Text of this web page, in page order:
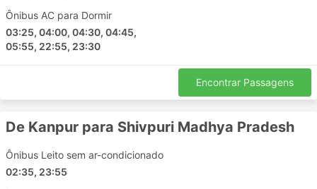
Betrwanti Travels incluem:
Indore
Patel Bridge
Chiman Bagh Square
Unnao
Ônibus AC para Dormir
03:25, 04:00, 04:30, 04:45,
05:55, 22:55, 23:30
Encontrar Passagens
De Kanpur para Shivpuri Madhya Pradesh
Ônibus Leito sem ar-condicionado
02:35, 23:55